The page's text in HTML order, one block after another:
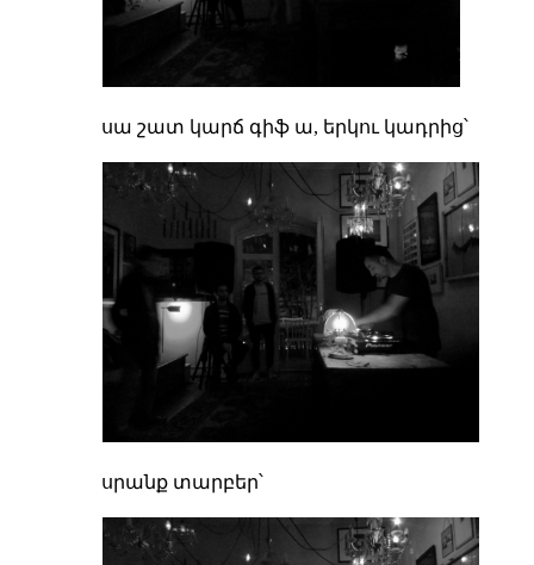
սա շատ կարճ գիֆ ա, երկու կադրից՝
սրանք տարբեր՝